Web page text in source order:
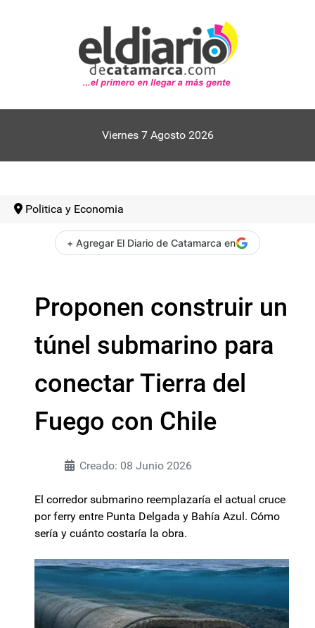
Viernes 7 Agosto 2026
Politica y Economia
+ Agregar El Diario de Catamarca en
Proponen construir un
túnel submarino para
conectar Tierra del
Fuego con Chile
Creado: 08 Junio 2026
El corredor submarino reemplazaría el actual cruce
por ferry entre Punta Delgada y Bahía Azul. Cómo
sería y cuánto costaría la obra.